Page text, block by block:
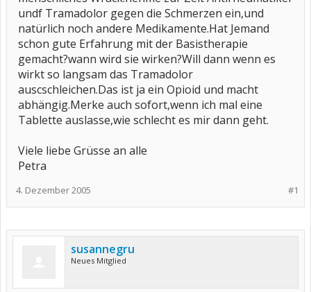
undf Tramadolor gegen die Schmerzen ein,und
natürlich noch andere Medikamente.Hat Jemand
schon gute Erfahrung mit der Basistherapie
gemacht?wann wird sie wirken?Will dann wenn es
wirkt so langsam das Tramadolor
auscschleichen.Das ist ja ein Opioid und macht
abhängig.Merke auch sofort,wenn ich mal eine
Tablette auslasse,wie schlecht es mir dann geht.
Viele liebe Grüsse an alle
Petra
#1
4. Dezember 2005
susannegru
Neues Mitglied